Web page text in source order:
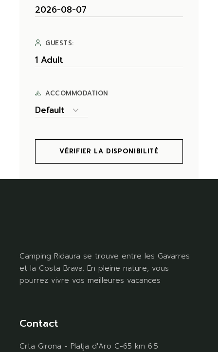
GUESTS:
ACCOMMODATION
VÉRIFIER LA DISPONIBILITÉ
Camping Ridaura se trouve entre les Gavarres
et la Costa Brava. En pleine nature, vous
pourrez vivre vos meilleures vacances
Contact
Crta Girona - Platja d'Aro C-65 km 6.5